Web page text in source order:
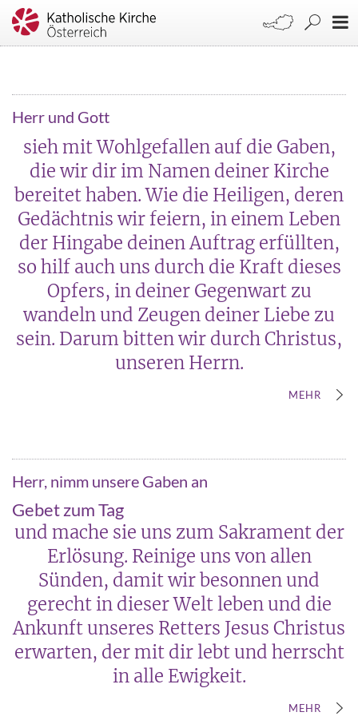
Herr und Gott
sieh mit Wohlgefallen auf die Gaben,
die wir dir im Namen deiner Kirche
bereitet haben. Wie die Heiligen, deren
Gedächtnis wir feiern, in einem Leben
der Hingabe deinen Auftrag erfüllten,
so hilf auch uns durch die Kraft dieses
Opfers, in deiner Gegenwart zu
wandeln und Zeugen deiner Liebe zu
sein. Darum bitten wir durch Christus,
unseren Herrn.
MEHR
Herr, nimm unsere Gaben an
Gebet zum Tag
und mache sie uns zum Sakrament der
Erlösung. Reinige uns von allen
Sünden, damit wir besonnen und
gerecht in dieser Welt leben und die
Ankunft unseres Retters Jesus Christus
erwarten, der mit dir lebt und herrscht
in alle Ewigkeit.
MEHR